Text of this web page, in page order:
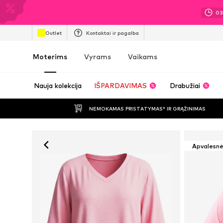
03
Outlet Kontaktai ir pagalba
Moterims Vyrams Vaikams
Nauja kolekcija IŠPARDAVIMAS Drabužiai
NEMOKAMAS PRISTATYMAS* IR GRĄŽINIMAS